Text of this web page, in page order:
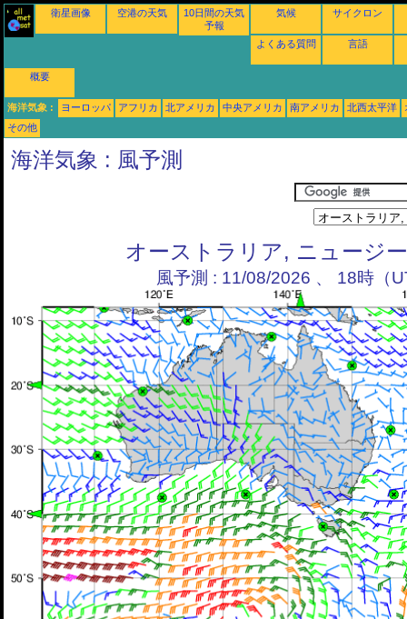
衛星画像 空港の天気
10日間の天気
予報
気候 サイクロン
よくある質問 言語
概要
海洋気象 : ヨーロッパ アフリカ 北アメリカ 中央アメリカ 南アメリカ 北西太平洋
その他
海洋気象 : 風予測
オーストラリア, ニュージ
風予測 : 11/08/2026 、 18時（